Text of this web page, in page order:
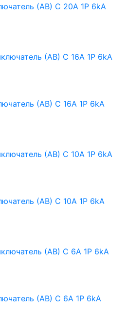
(АВ) C 20A 1P 6kA
(АВ) C 16A 1P 6kA
(АВ) C 10A 1P 6kA
(АВ) C 6A 1P 6kA